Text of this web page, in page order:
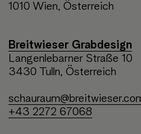
1010 Wien, Österreich
Breitwieser Grabdesign
Langenlebarner Straße 10
3430 Tulln, Österreich
+43 2272 67068